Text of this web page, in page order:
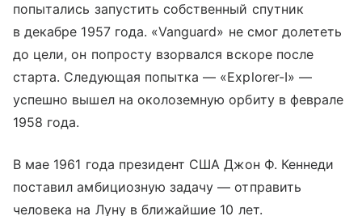
попытались запустить собственный спутник
в декабре 1957 года. «Vanguard» не смог долететь
до цели, он попросту взорвался вскоре после
старта. Следующая попытка — «Explorer-I» —
успешно вышел на околоземную орбиту в феврале
1958 года.
В мае 1961 года президент США Джон Ф. Кеннеди
поставил амбициозную задачу — отправить
человека на Луну в ближайшие 10 лет.